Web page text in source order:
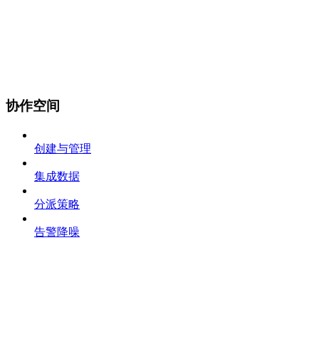
协作空间
创建与管理
集成数据
分派策略
告警降噪